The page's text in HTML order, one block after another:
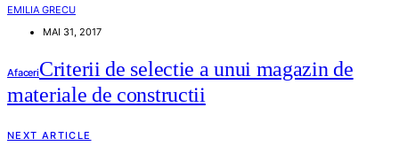
EMILIA GRECU
MAI 31, 2017
AfaceriCriterii de selectie a unui magazin de
materiale de constructii
NEXT ARTICLE